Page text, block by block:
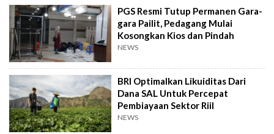
PGS Resmi Tutup Permanen Gara-
gara Pailit, Pedagang Mulai
Kosongkan Kios dan Pindah
NEWS
BRI Optimalkan Likuiditas Dari
Dana SAL Untuk Percepat
Pembiayaan Sektor Riil
NEWS